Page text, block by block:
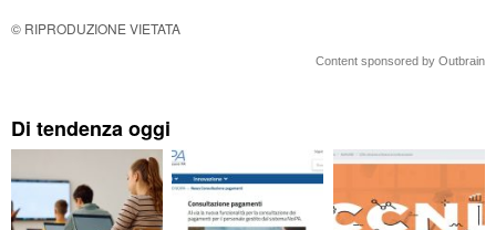
© RIPRODUZIONE VIETATA
Content sponsored by Outbrain
Di tendenza oggi